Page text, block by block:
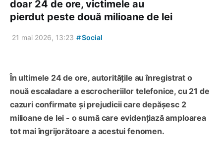
doar 24 de ore, victimele au
pierdut peste două milioane de lei
21 mai 2026, 13:23 #Social
În ultimele 24 de ore, autoritățile au înregistrat o
nouă escaladare a escrocheriilor telefonice, cu 21 de
cazuri confirmate și prejudicii care depășesc 2
milioane de lei - o sumă care evidențiază amploarea
tot mai îngrijorătoare a acestui fenomen.